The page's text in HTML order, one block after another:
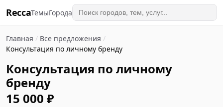
ReccaТемыГорода
Главная / Все предложения /
Консультация по личному бренду
Консультация по личному
бренду
15 000 ₽